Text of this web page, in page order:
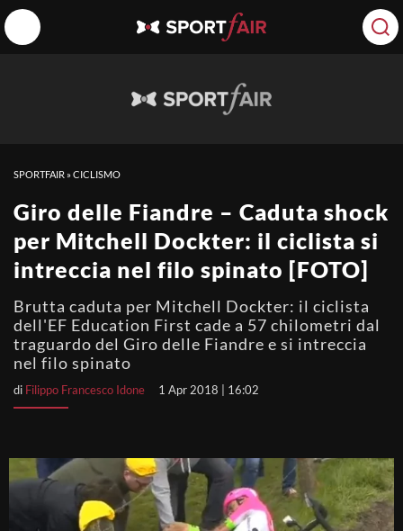
SPORTFAIR »CICLISMO
Giro delle Fiandre – Caduta shock
per Mitchell Dockter: il ciclista si
intreccia nel filo spinato [FOTO]
Brutta caduta per Mitchell Dockter: il ciclista
dell'EF Education First cade a 57 chilometri dal
traguardo del Giro delle Fiandre e si intreccia
nel filo spinato
di Filippo Francesco Idone 1 Apr 2018 | 16:02